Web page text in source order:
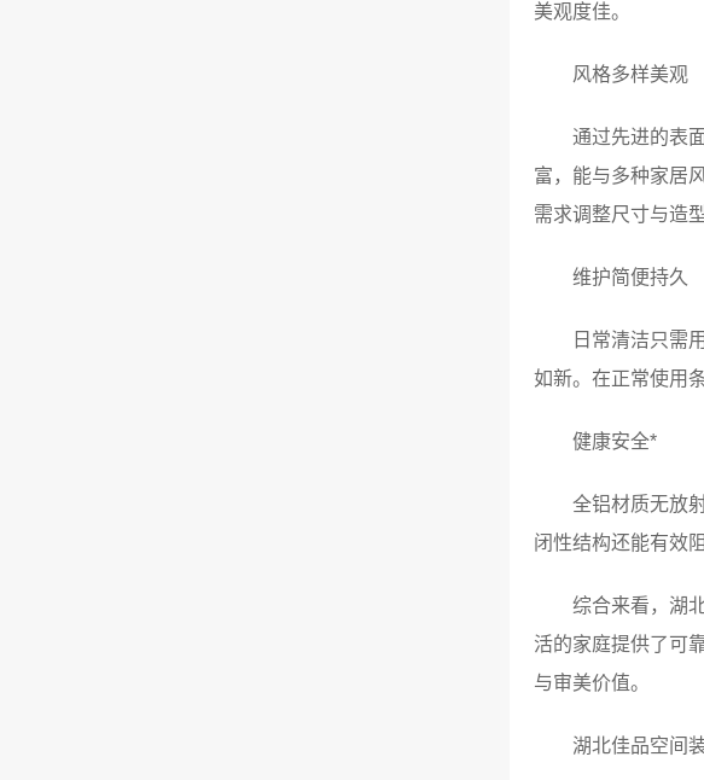
美观度佳。
风格多样美观
通过先进的表
富，能与多种家居
需求调整尺寸与造型
维护简便持久
日常清洁只需
如新。在正常使用
健康安全*
全铝材质无放
闭性结构还能有效
综合来看，湖
活的家庭提供了可
与审美价值。
湖北佳品空间